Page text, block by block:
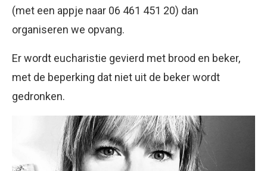
(met een appje naar 06 461 451 20) dan
organiseren we opvang.
Er wordt eucharistie gevierd met brood en beker,
met de beperking dat niet uit de beker wordt
gedronken.